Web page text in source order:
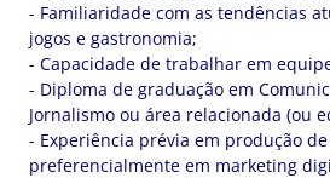
- Familiaridade com as tendências
jogos e gastronomia;
- Capacidade de trabalhar em
- Diploma de graduação em
Jornalismo ou área relacionada (ou
- Experiência prévia em produção
preferencialmente em marketing